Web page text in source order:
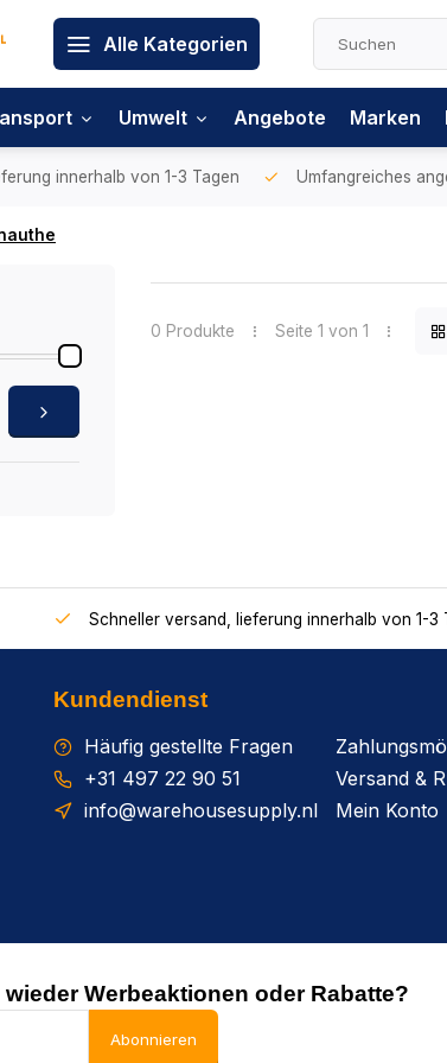
Alle Kategorien
Umwelt Angebote Marken
innerhalb von 1-3 Tagen Umfangreiches
0 Produkte Seite 1 von 1
Schneller versand, lieferung innerhalb von 1-3
Kundendienst
Häufig gestellte Fragen
+31 497 22 90 51
info@warehousesupply.nl
Versand &
Mein Konto
Werbeaktionen oder Rabatte?
Abonnieren